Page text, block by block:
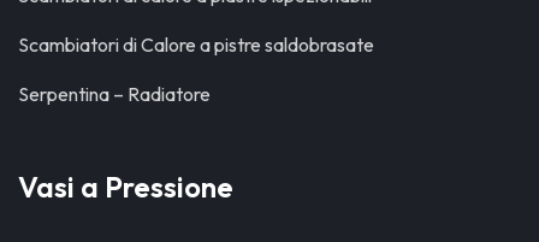
Scambiatori di Calore a pistre saldobrasate
Serpentina – Radiatore
Vasi a Pressione